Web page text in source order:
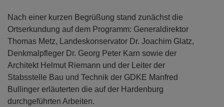
Nach einer kurzen Begrüßung stand zunächst die
Ortserkundung auf dem Programm: Generaldirektor
Thomas Metz, Landeskonservator Dr. Joachim Glatz,
Denkmalpfleger Dr. Georg Peter Karn sowie der
Architekt Helmut Riemann und der Leiter der
Stabsstelle Bau und Technik der GDKE Manfred
Bullinger erläuterten die auf der Hardenburg
durchgeführten Arbeiten.